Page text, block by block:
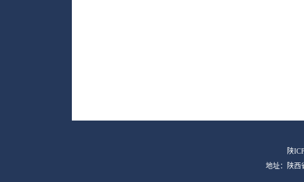
陕
地址：陕西